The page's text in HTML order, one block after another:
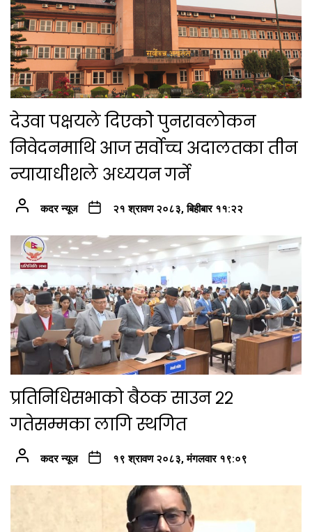
देउवा पक्षयले दिएकोे पुनरावलोकन
निवेदनमाथि आज सर्वोच्च अदालतका तीन
न्यायाधीशले अध्ययन गर्ने
कदर न्यूज २१ श्रावण २०८३, बिहीबार ११:२२
प्रतिनिधिसभाको बैठक साउन २२
गतेसम्मका लागि स्थगित
कदर न्यूज १९ श्रावण २०८३, मंगलवार १९:०९